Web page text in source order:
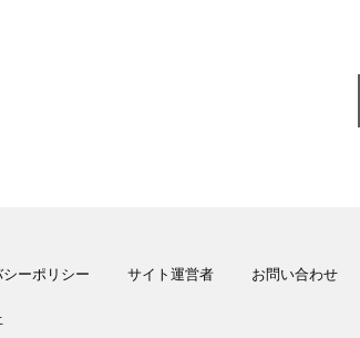
ーポリシー サイト運営者 お問い合わせ